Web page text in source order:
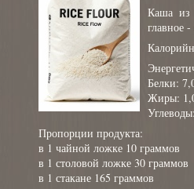
Каша из
главное
Белки:
Жиры:
Пропорции продукта:
в 1 чайной ложке 10 граммов
в 1 столовой ложке 30 граммов
в 1 стакане 165 граммов